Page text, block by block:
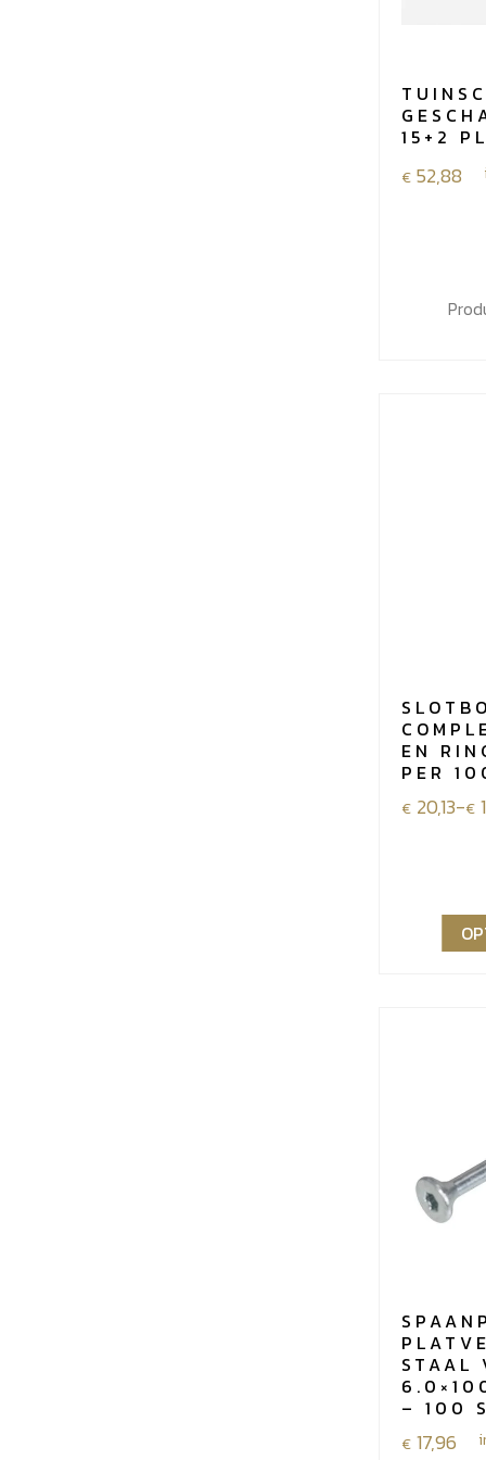
15+2
€ 52,88
EN
PER
€ 20,13-€
STAAL
– 100
€ 17,96